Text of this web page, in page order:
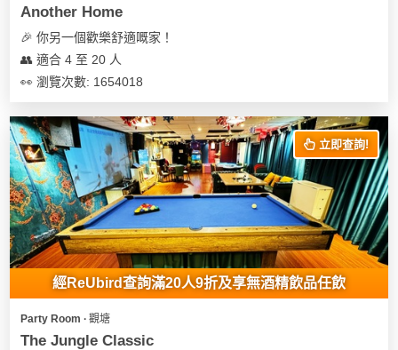
會
及
拍
餐
廳
BBQ
場
地
奇
玩
Another Home
🎉 你另一個歡樂舒適嘅家！
👥 適合 4 至 20 人
👀 瀏覽次數: 1654018
立即查詢!
經ReUbird查詢滿20人9折及享無酒精飲品任飲
Party Room ∙ 觀塘
The Jungle Classic